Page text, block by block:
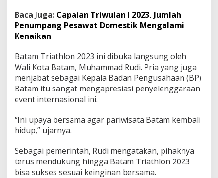
i
t
k
P
a
r
i
w
a
t
Baca Juga: Capaian Triwulan I 2023, Jumlah
Penumpang Pesawat Domestik Mengalami
Kenaikan
Batam Triathlon 2023 ini dibuka langsung oleh
Wali Kota Batam, Muhammad Rudi. Pria yang juga
menjabat sebagai Kepala Badan Pengusahaan (BP)
Batam itu sangat mengapresiasi penyelenggaraan
event internasional ini.
“Ini upaya bersama agar pariwisata Batam kembali
hidup,” ujarnya.
Sebagai pemerintah, Rudi mengatakan, pihaknya
terus mendukung hingga Batam Triathlon 2023
bisa sukses sesuai keinginan bersama.